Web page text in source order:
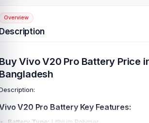
Overview
Vivo V20 Pro Battery Price
V20 Pro Battery Key Features:
Battery Type: Lithium Polymer